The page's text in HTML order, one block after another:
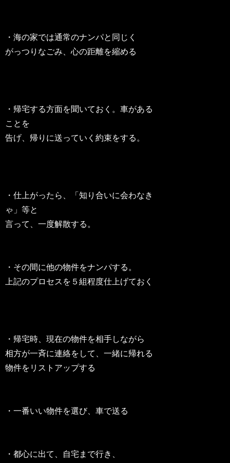
・海の家では通常のナンパと同じく
がっつりなごみ、心の距離を縮める
・帰宅する方面を聞いておく。車がある
ことを
告げ、帰りに送っていく約束をする。
・仕上がったら、「知り合いに会わなき
ゃ」等と
言って、一度解散する。
・その間に他の物件をナンパする。
上記のプロセスを５組程度仕上げておく
・帰宅時、現在の物件を相手しながら
相方が一斉に連絡をして、一緒に帰れる
物件をリストアップする
・一番いい物件を選び、車で送る
・都心に出て、自宅まで行き、